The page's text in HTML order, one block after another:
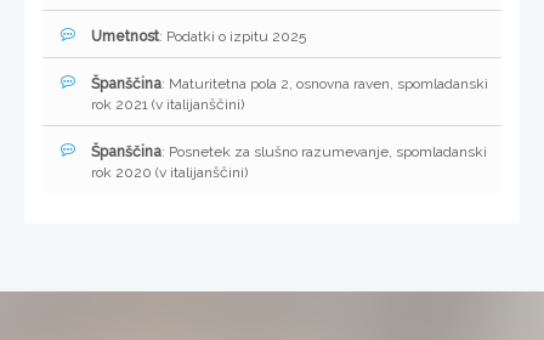
Umetnost: Podatki o izpitu 2025
Španščina: Maturitetna pola 2, osnovna raven, spomladanski
rok 2021 (v italijanščini)
Španščina: Posnetek za slušno razumevanje, spomladanski
rok 2020 (v italijanščini)